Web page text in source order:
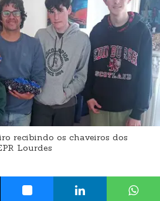
recibindo os chaveiros dos
Lourdes